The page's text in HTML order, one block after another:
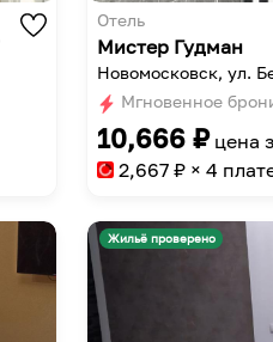
Отель
Мистер Гудман
Новомосковск, ул.
Мгновенное
10,666₽ цена
2,667₽ × 4
Жильё проверено